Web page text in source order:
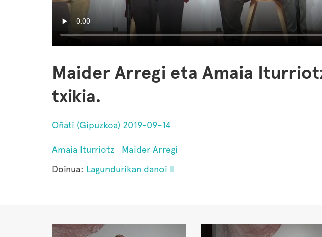
Maider Arregi eta Amaia
txikia.
Oñati (Gipuzkoa) 2019-09-14
Amaia Iturriotz
Maider Arregi
Doinua: Lagundurikan danoi II